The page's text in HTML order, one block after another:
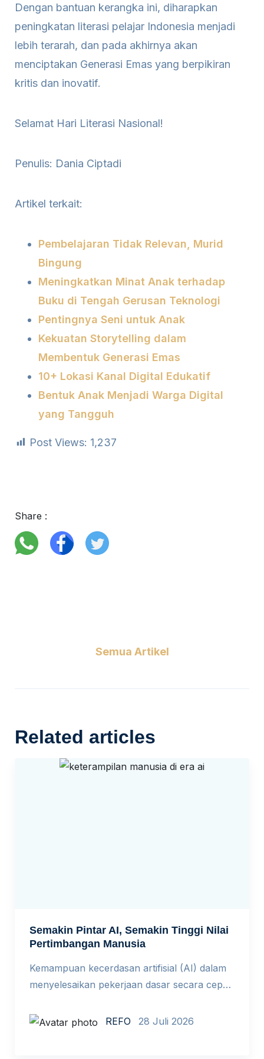
Dengan bantuan kerangka ini, diharapkan
peningkatan literasi pelajar Indonesia menjadi
lebih terarah, dan pada akhirnya akan
menciptakan Generasi Emas yang berpikiran
kritis dan inovatif.
Selamat Hari Literasi Nasional!
Penulis: Dania Ciptadi
Artikel terkait:
Pembelajaran Tidak Relevan, Murid
Bingung
Meningkatkan Minat Anak terhadap
Buku di Tengah Gerusan Teknologi
Pentingnya Seni untuk Anak
Kekuatan Storytelling dalam
Membentuk Generasi Emas
10+ Lokasi Kanal Digital Edukatif
Bentuk Anak Menjadi Warga Digital
yang Tangguh
Post Views: 1,237
Share :
Semua Artikel
Related articles
Semakin Pintar AI, Semakin Tinggi Nilai
Pertimbangan Manusia
Kemampuan kecerdasan artifisial (AI) dalam
menyelesaikan pekerjaan dasar secara cepat
kerja tingkat awal di berbagai perusahaan.
REFO 28 Juli 2026